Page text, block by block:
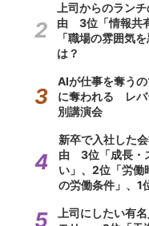
上司からのラン
由 3位「情報共
「職場の雰囲気
は？
AIが仕事を奪う
に奪われる レバ
別講演会
新卒で入社した
由 3位「成長・
い」、2位「労働
の労働条件」、1
上司にしたい有